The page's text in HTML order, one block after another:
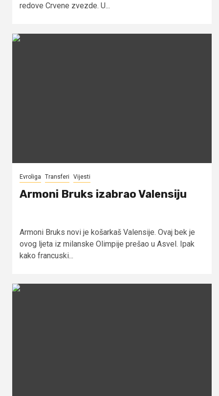
redove Crvene zvezde. U...
Evroliga Transferi Vijesti
Armoni Bruks izabrao Valensiju
Armoni Bruks novi je košarkaš Valensije. Ovaj bek je
ovog ljeta iz milanske Olimpije prešao u Asvel. Ipak
kako francuski...